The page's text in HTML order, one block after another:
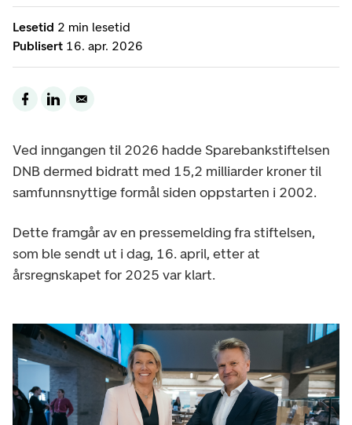
Lesetid 2 min lesetid
Publisert 16. apr. 2026
Ved inngangen til 2026 hadde Sparebankstiftelsen
DNB dermed bidratt med 15,2 milliarder kroner til
samfunnsnyttige formål siden oppstarten i 2002.
Dette framgår av en pressemelding fra stiftelsen,
som ble sendt ut i dag, 16. april, etter at
årsregnskapet for 2025 var klart.